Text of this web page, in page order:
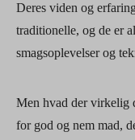
Deres viden og
traditionelle, og de er
smagsoplevelser og
Men hvad der virkelig
for god og nem mad,